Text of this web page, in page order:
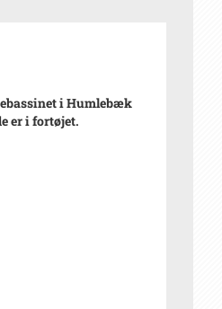
i Humlebæk
er i fortøjet.